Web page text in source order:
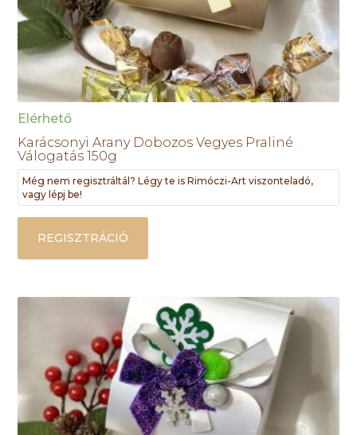
Elérhető
Karácsonyi Arany Dobozos Vegyes Praliné
Válogatás 150g
Még nem regisztráltál? Légy te is Rimóczi-Art viszonteladó,
vagy lépj be!
REGISZTRÁCIÓ